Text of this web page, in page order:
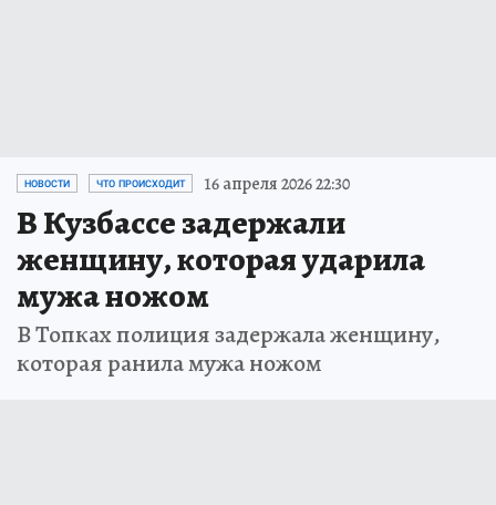
НОВОСТИ ЧТО ПРОИСХОДИТ 16 апреля 2026 22:30
В Кузбассе задержали
женщину, которая ударила
мужа ножом
В Топках полиция задержала женщину,
которая ранила мужа ножом